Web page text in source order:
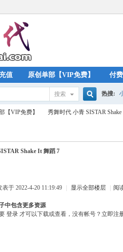
值 原创单部【VIP免费】 付
搜索
搜
热搜:
【VIP免费】
›
秀舞时代 小青 SISTAR
Shake It 舞蹈 7
表于 2022-4-20 11:19:49 显示全部楼层
阅
中包含更多资源
登录 才可以下载或查看，没有帐号？ 立即注